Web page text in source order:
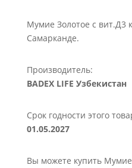
Мумие Золотое с вит.Д3
Самарканде.
Производитель:
BADEX LIFE Узбекистан
Срок годности этого
01.05.2027
Вы можете купить Мумие